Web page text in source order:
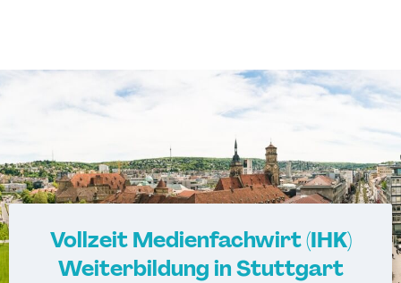
Vollzeit Medienfachwirt (IHK)
Weiterbildung in Stuttgart